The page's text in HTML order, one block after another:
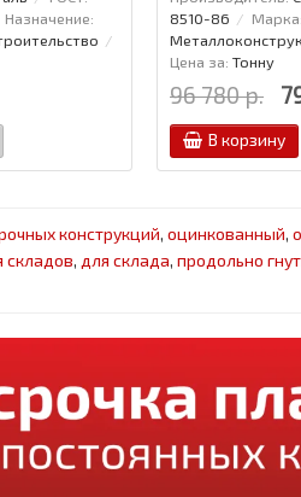
Назначение:
8510-86
Марка:
Цена за: Тонну
96 780 р.
В корзину
конструкций, оцинкованный,
складов, для склада, продольно